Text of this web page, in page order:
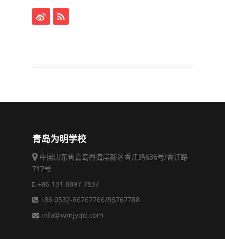
青岛为明学校
中国山东省青岛西海岸新区香江路636号/香江路
717号
+86 131 8897 7837
+86 0532-86767766/86767788
info@wmjyqd.com